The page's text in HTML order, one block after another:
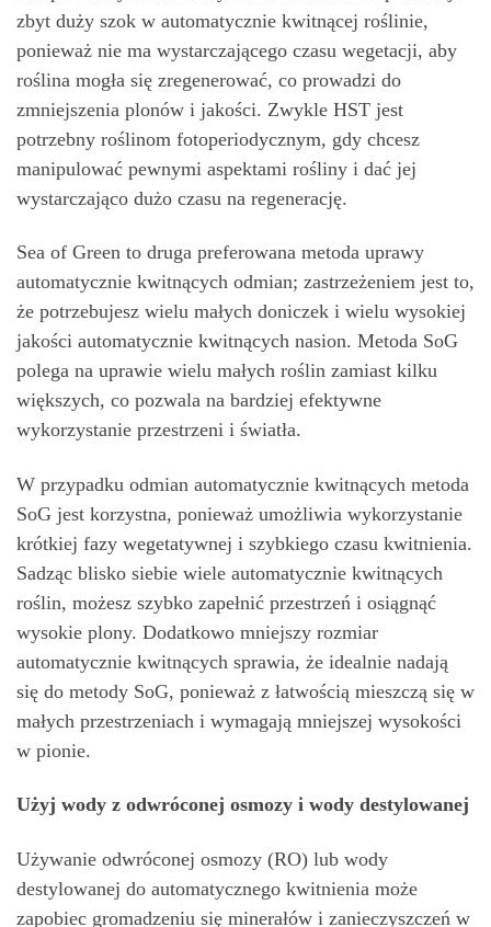
zbyt duży szok w automatycznie kwitnącej roślinie,
ponieważ nie ma wystarczającego czasu wegetacji, aby
roślina mogła się zregenerować, co prowadzi do
zmniejszenia plonów i jakości. Zwykle HST jest
potrzebny roślinom fotoperiodycznym, gdy chcesz
manipulować pewnymi aspektami rośliny i dać jej
wystarczająco dużo czasu na regenerację.
Sea of Green to druga preferowana metoda uprawy
automatycznie kwitnących odmian; zastrzeżeniem jest to,
że potrzebujesz wielu małych doniczek i wielu wysokiej
jakości automatycznie kwitnących nasion. Metoda SoG
polega na uprawie wielu małych roślin zamiast kilku
większych, co pozwala na bardziej efektywne
wykorzystanie przestrzeni i światła.
W przypadku odmian automatycznie kwitnących metoda
SoG jest korzystna, ponieważ umożliwia wykorzystanie
krótkiej fazy wegetatywnej i szybkiego czasu kwitnienia.
Sadząc blisko siebie wiele automatycznie kwitnących
roślin, możesz szybko zapełnić przestrzeń i osiągnąć
wysokie plony. Dodatkowo mniejszy rozmiar
automatycznie kwitnących sprawia, że idealnie nadają
się do metody SoG, ponieważ z łatwością mieszczą się w
małych przestrzeniach i wymagają mniejszej wysokości
w pionie.
Użyj wody z odwróconej osmozy i wody destylowanej
Używanie odwróconej osmozy (RO) lub wody
destylowanej do automatycznego kwitnienia może
zapobiec gromadzeniu się minerałów i zanieczyszczeń w